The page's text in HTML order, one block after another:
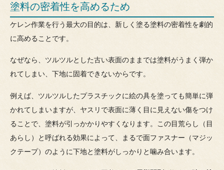
塗料の密着性を高めるため
ケレン作業を行う最大の目的は、新しく塗る塗料の密着性を劇的
に高めることです。
なぜなら、ツルツルとした古い表面のままでは塗料がうまく弾か
れてしまい、下地に固着できないからです。
例えば、ツルツルしたプラスチックに絵の具を塗っても簡単に弾
かれてしまいますが、ヤスリで表面に薄く目に見えない傷をつけ
ることで、塗料が引っかかりやすくなります。この目荒らし（目
あらし）と呼ばれる効果によって、まるで面ファスナー（マジッ
クテープ）のように下地と塗料がしっかりと噛み合います。